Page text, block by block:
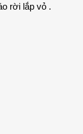
rời lắp vỏ .